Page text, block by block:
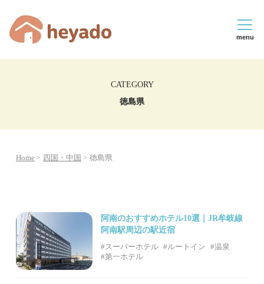
menu
CATEGORY
徳島県
Home 四国・中国 徳島県
阿南のおすすめホテル10選｜JR牟岐線
阿南駅周辺の駅近宿
#スーパーホテル #ルートイン
#温泉
#第一ホテル